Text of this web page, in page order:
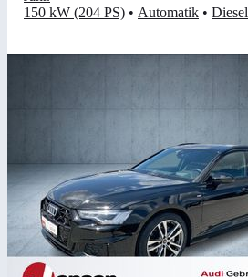
150 kW (204 PS) • Automatik • Diesel